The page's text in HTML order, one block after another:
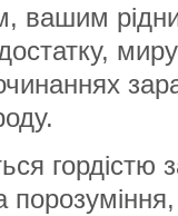
вашим
гордістю